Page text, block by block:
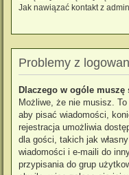
Jak nawiązać kontakt z
Problemy z
Dlaczego w ogóle muszę
Możliwe, że nie musisz.
aby pisać wiadomości,
rejestracja umożliwia
dla gości, takich jak
wiadomości i e-maili do
przypisania do grup